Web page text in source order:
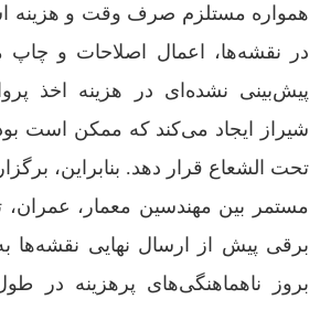
همواره مستلزم صرف وقت و هزینه
در نقشه‌ها، اعمال اصلاحات و چاپ
شیراز ایجاد می‌کند که ممکن است
تحت الشعاع قرار دهد. بنابراین،
مستمر بین مهندسین معمار، عمران،
برقی پیش از ارسال نهایی نقشه‌ها
بروز ناهماهنگی‌های پرهزینه در